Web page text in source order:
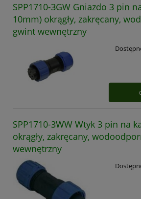
SPP1710-3GW Gniazdo 3 pin
10mm) okrągły, zakręcany,
gwint wewnętrzny
SPP1710-3WW Wtyk 3 pin na
okrągły, zakręcany,
wewnętrzny